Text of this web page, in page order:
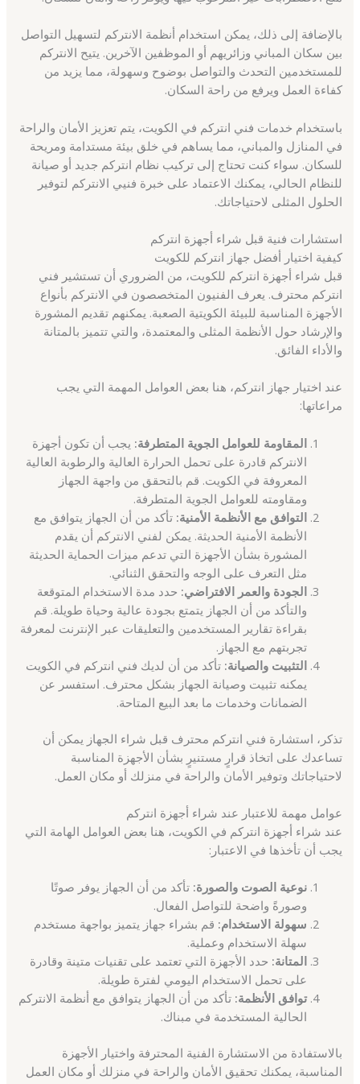
بالإضافة إلى ذلك، يمكن استخدام أنظمة الانتركم لتسهيل التواصل
بين سكان المباني وزائريهم أو الموظفين الآخرين. يتيح الانتركم
للمستخدمين التحدث والتواصل بوضوح وسهولة، مما يزيد من
كفاءة العمل ويرفع من راحة السكان.
باستخدام خدمات فني انتركم في الكويت، يتم تعزيز الأمان والراحة
في المنازل والمباني، مما يساهم في خلق بيئة مستدامة ومريحة
للسكان. سواء كنت تحتاج إلى تركيب نظام انتركم جديد أو صيانة
للنظام الحالي، يمكنك الاعتماد على خبرة فنيي الانتركم لتوفير
الحلول المثلى لاحتياجاتك.
استشارات فنية قبل شراء أجهزة انتركم
كيفية اختيار أفضل جهاز انتركم للكويت
قبل شراء أجهزة انتركم للكويت، من الضروري أن تستشير فني
انتركم محترف. يعرف الفنيون المتخصصون في الانتركم بأنواع
الأجهزة المناسبة للبيئة الكويتية الصعبة. يمكنهم تقديم المشورة
والإرشاد حول الأنظمة المثلى والمعتمدة، والتي تتميز بالمتانة
والأداء الفائق.
عند اختيار جهاز انتركم، هنا بعض العوامل المهمة التي يجب
مراعاتها:
المقاومة للعوامل الجوية المتطرفة: يجب أن تكون أجهزة
الانتركم قادرة على تحمل الحرارة العالية والرطوبة العالية
المعروفة في الكويت. قم بالتحقق من واجهة الجهاز
ومقاومته للعوامل الجوية المتطرفة.
التوافق مع الأنظمة الأمنية: تأكد من أن الجهاز يتوافق مع
الأنظمة الأمنية الحديثة. يمكن لفني الانتركم أن يقدم
المشورة بشأن الأجهزة التي تدعم ميزات الحماية الحديثة
مثل التعرف على الوجه والتحقق الثنائي.
الجودة والعمر الافتراضي: حدد مدة الاستخدام المتوقعة
والتأكد من أن الجهاز يتمتع بجودة عالية وحياة طويلة. قم
بقراءة تقارير المستخدمين والتعليقات عبر الإنترنت لمعرفة
تجربتهم مع الجهاز.
التثبيت والصيانة: تأكد من أن لديك فني انتركم في الكويت
يمكنه تثبيت وصيانة الجهاز بشكل محترف. استفسر عن
الضمانات وخدمات ما بعد البيع المتاحة.
تذكر، استشارة فني انتركم محترف قبل شراء الجهاز يمكن أن
تساعدك على اتخاذ قرارٍ مستنيرٍ بشأن الأجهزة المناسبة
لاحتياجاتك وتوفير الأمان والراحة في منزلك أو مكان العمل.
عوامل مهمة للاعتبار عند شراء أجهزة انتركم
عند شراء أجهزة انتركم في الكويت، هنا بعض العوامل الهامة التي
يجب أن تأخذها في الاعتبار:
نوعية الصوت والصورة: تأكد من أن الجهاز يوفر صوتًا
وصورةً واضحة للتواصل الفعال.
سهولة الاستخدام: قم بشراء جهاز يتميز بواجهة مستخدم
سهلة الاستخدام وعملية.
المتانة: حدد الأجهزة التي تعتمد على تقنيات متينة وقادرة
على تحمل الاستخدام اليومي لفترة طويلة.
توافق الأنظمة: تأكد من أن الجهاز يتوافق مع أنظمة الانتركم
الحالية المستخدمة في مبناك.
بالاستفادة من الاستشارة الفنية المحترفة واختيار الأجهزة
المناسبة، يمكنك تحقيق الأمان والراحة في منزلك أو مكان العمل